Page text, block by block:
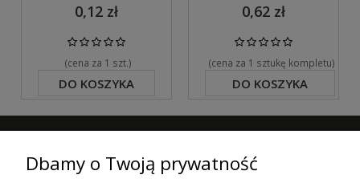
0,12 zł
(cena za 1 szt.)
DO KOSZYKA
0,62 zł
(cena za 1 sztukę kompletu)
DO KOSZYKA
Dbamy o Twoją prywatność